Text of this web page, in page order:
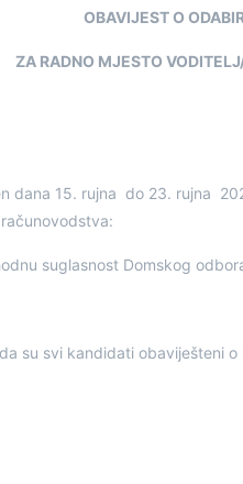
OBAVIJEST O
ZA RADNO MJESTO
dana 15. rujna do 23. rujna
suglasnost Domskog
su svi kandidati obaviješteni